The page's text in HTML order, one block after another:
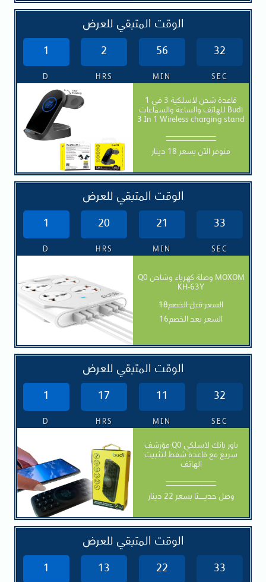
الوقت المتبقي للعرض
1 2 56 30
D HRS MIN SEC
قاعدة شحن لاسلكية 3 في 1
للهاتف والساعة والسماعات Budi
3 In 1 Wireless charging stand
____________
متوفر الآن بسعر 18 دينار
الوقت المتبقي للعرض
1 20 21 31
D HRS MIN SEC
Q0 وصلة كهرباء وشاحن MOXOM
KH-63Y
السعر قبل الخصم18
السعر بعد الخصم16
الوقت المتبقي للعرض
1 17 11 30
D HRS MIN SEC
مؤرشف Q0 باور بانك لاسلكي
سريع مع قاعدة شفط لتثبيت
الهاتف
____________
وصل حديـــــثا بسعر 22 دينار
الوقت المتبقي للعرض
1 13 22 31